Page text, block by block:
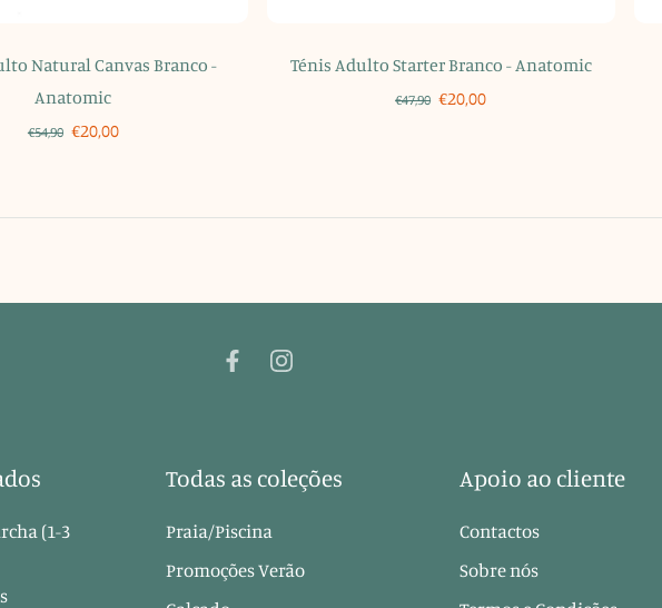
Natural Canvas Branco -
Anatomic
€54,90 €20,00
Ténis Adulto Starter Branco - Anatomic
€47,90 €20,00
(1-3
Todas as coleções
Praia/Piscina
Promoções Verão
Apoio ao cliente
Contactos
Sobre nós